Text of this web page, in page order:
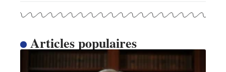
Articles populaires